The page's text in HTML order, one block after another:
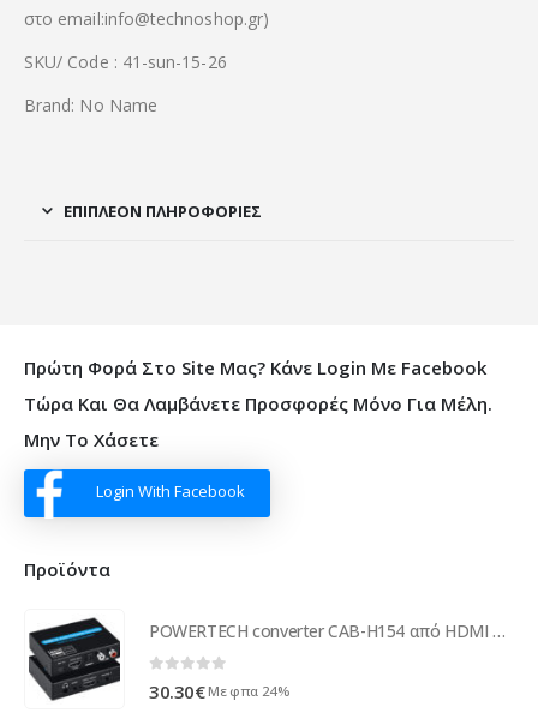
στο email:info@technoshop.gr)
SKU/ Code : 41-sun-15-26
Brand: No Name
ΕΠΙΠΛΈΟΝ ΠΛΗΡΟΦΟΡΊΕΣ
Πρώτη Φορά Στο Site Μας? Κάνε Login Με Facebook
Τώρα Και Θα Λαμβάνετε Προσφορές Μόνο Για Μέλη.
Μην Το Χάσετε
Login With Facebook
Προϊόντα
POWERTECH converter CAB-H154 από HDMI σε HDMI, 3.5mm & 2x RCA, 4K
30.30€ Με φπα 24%